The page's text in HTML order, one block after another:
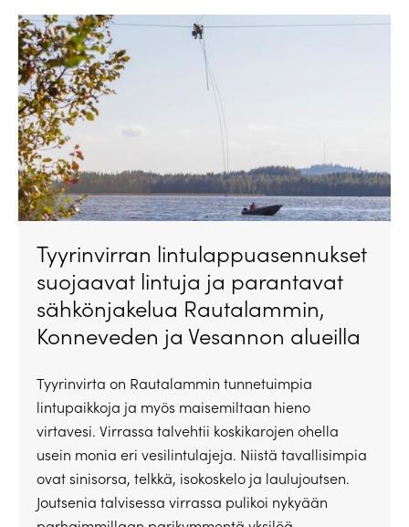
Tyyrinvirran lintulappuasennukset
suojaavat lintuja ja parantavat
sähkönjakelua Rautalammin,
Konneveden ja Vesannon alueilla
Tyyrinvirta on Rautalammin tunnetuimpia
lintupaikkoja ja myös maisemiltaan hieno
virtavesi. Virrassa talvehtii koskikarojen ohella
usein monia eri vesilintulajeja. Niistä tavallisimpia
ovat sinisorsa, telkkä, isokoskelo ja laulujoutsen.
Joutsenia talvisessa virrassa pulikoi nykyään